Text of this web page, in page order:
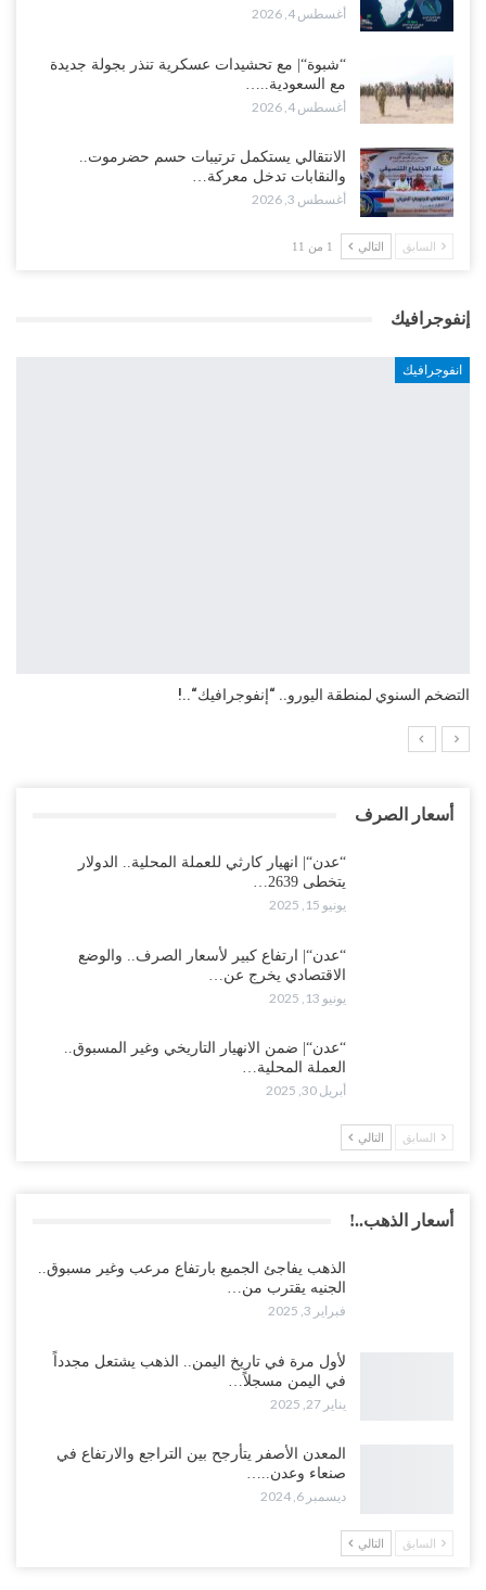
أغسطس 4, 2026
“شبوة“| مع تحشيدات عسكرية تنذر بجولة جديدة
مع السعودية..…
أغسطس 4, 2026
الانتقالي يستكمل ترتيبات حسم حضرموت..
والنقابات تدخل معركة…
أغسطس 3, 2026
السابق التالي 1 من 11
إنفوجرافيك
انفوجرافيك
التضخم السنوي لمنطقة اليورو.. “إنفوجرافيك“..!
أسعار الصرف
“عدن“| انهيار كارثي للعملة المحلية.. الدولار
يتخطى 2639…
يونيو 15, 2025
“عدن“| ارتفاع كبير لأسعار الصرف.. والوضع
الاقتصادي يخرج عن…
يونيو 13, 2025
“عدن“| ضمن الانهيار التاريخي وغير المسبوق..
العملة المحلية…
أبريل 30, 2025
السابق التالي
أسعار الذهب..!
الذهب يفاجئ الجميع بارتفاع مرعب وغير مسبوق..
الجنيه يقترب من…
فبراير 3, 2025
لأول مرة في تاريخ اليمن.. الذهب يشتعل مجدداً
في اليمن مسجلاً…
يناير 27, 2025
المعدن الأصفر يتأرجح بين التراجع والارتفاع في
صنعاء وعدن..…
ديسمبر 6, 2024
السابق التالي